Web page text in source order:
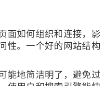
面如何组织和连接，影
性。一个好的网站结构
能地简洁明了，避免过